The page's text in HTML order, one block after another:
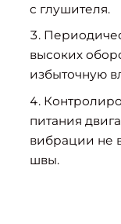
с глушителя.
высоких
избыточную
питания
вибрации не
швы.
Найти: